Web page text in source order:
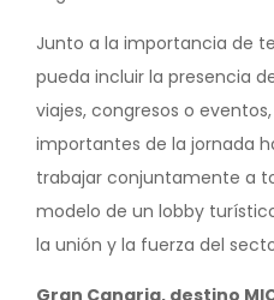
Junto a la importancia de
pueda incluir la presencia
viajes, congresos o
importantes de la jornada
trabajar conjuntamente a
modelo de un lobby
la unión y la fuerza del
Gran Canaria, destino